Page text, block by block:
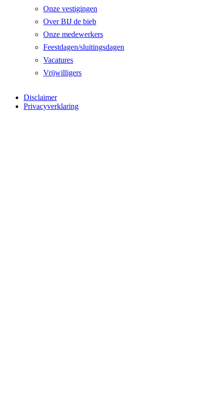
Onze vestigingen
Over BIJ de bieb
Onze medewerkers
Feestdagen/sluitingsdagen
Vacatures
Vrijwilligers
Disclaimer
Privacyverklaring